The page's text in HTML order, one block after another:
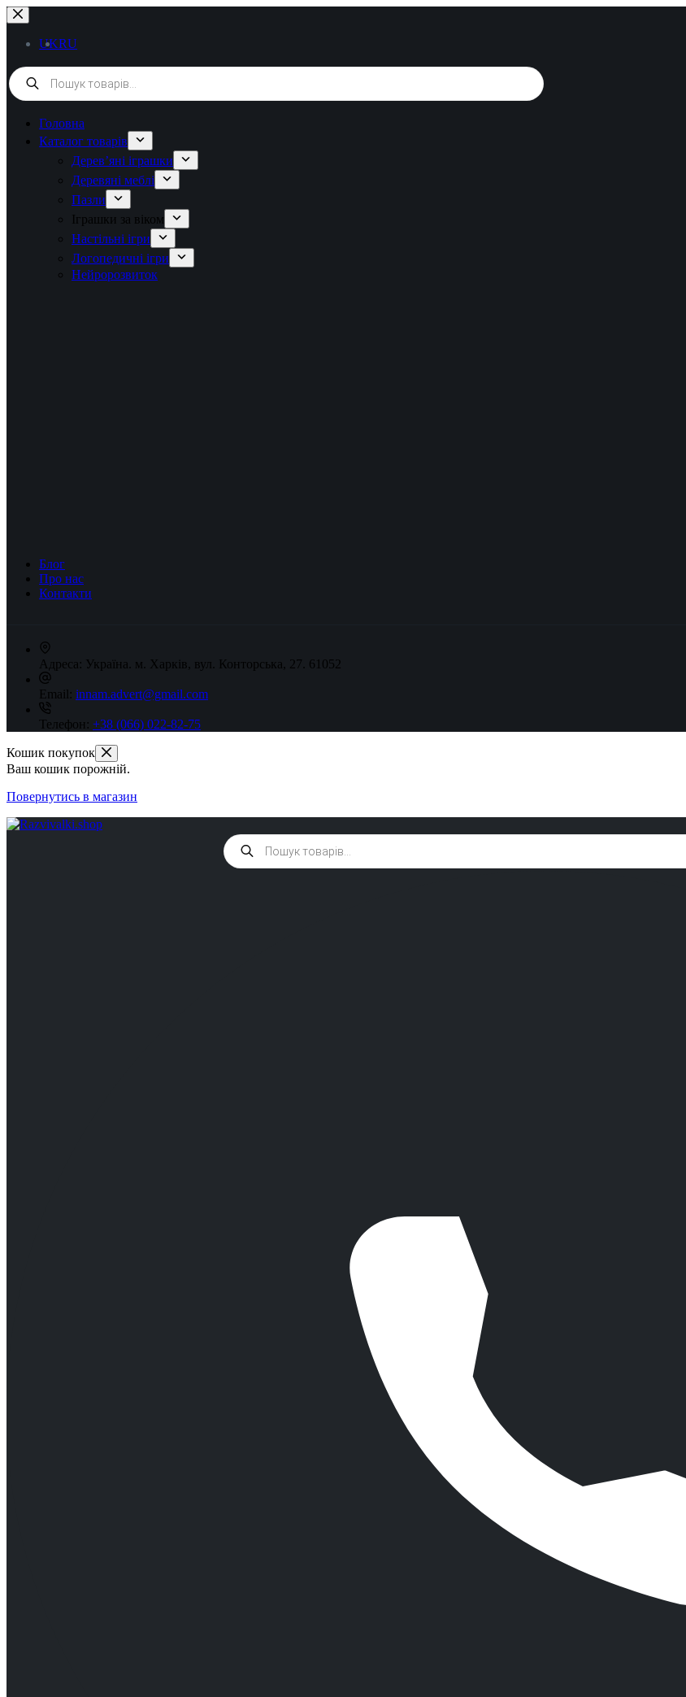
UKRU
Головна
Каталог товарів
Дерев’яні іграшки
Деревяні меблі
Пазли
Іграшки за віком
Настільні ігри
Логопедичні ігри
Нейророзвиток
Блог
Про нас
Контакти
Адреса: Україна. м. Харків, вул. Конторська, 27. 61052
Email: innam.advert@gmail.com
Телефон: +38 (066) 022-82-75
Кошик покупок
Ваш кошик порожній.
Повернутись в магазин